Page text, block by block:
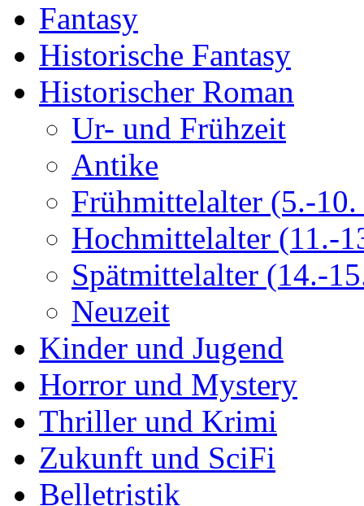
Fantasy
Historische Fantasy
Historischer Roman
Ur- und Frühzeit
Antike
Frühmittelalter (5.-10.
Hochmittelalter (11.-
Spätmittelalter (14.-
Neuzeit
Kinder und Jugend
Horror und Mystery
Thriller und Krimi
Zukunft und SciFi
Belletristik